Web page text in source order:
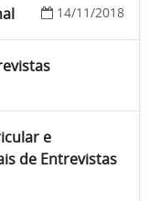
14/11/2018
e
de Entrevistas